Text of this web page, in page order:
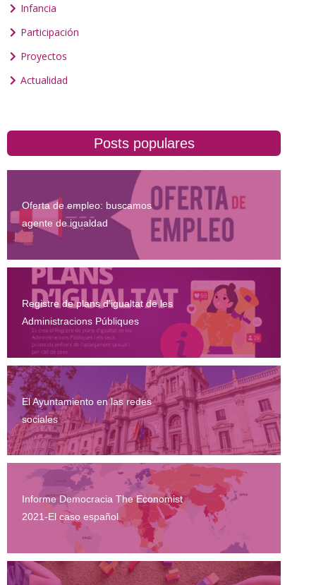
Infancia
Participación
Proyectos
Actualidad
Posts populares
Oferta de empleo: buscamos
agente de igualdad
Registre de plans d'igualtat de les
Administracions Públiques
El Ayuntamiento en las redes
sociales
Informe Democracia The Economist
2021-El caso español